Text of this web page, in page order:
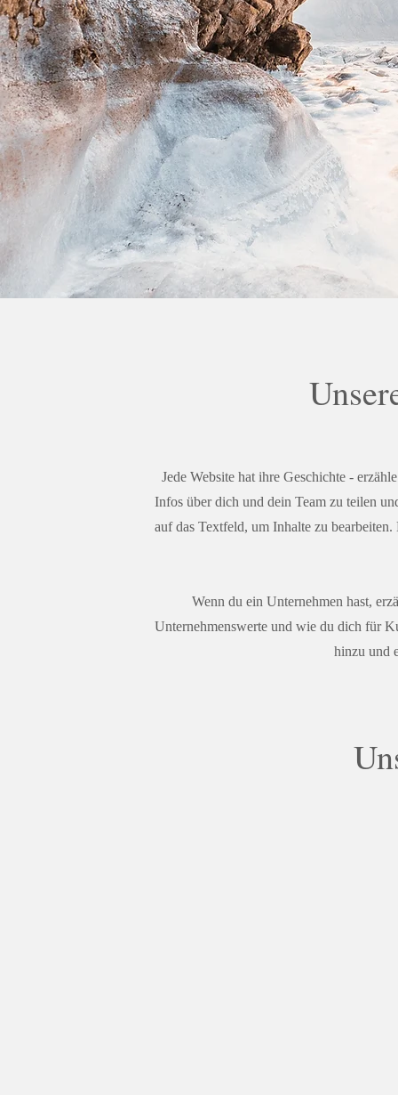
Jede Website hat ihre Geschichte -
Infos über dich und dein Team zu teilen
auf das Textfeld, um Inhalte zu
Wenn du ein Unternehmen hast,
Unternehmenswerte und wie du dich für
hinzu und